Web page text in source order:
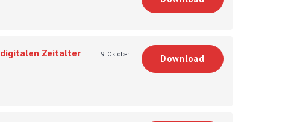
digitalen Zeitalter
9. Oktober
Download